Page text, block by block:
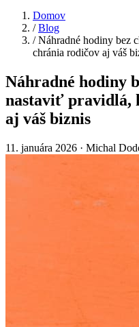
Domov
/ Blog
/ Náhradné hodiny bez
chránia rodičov aj váš
Náhradné hodiny
nastaviť pravidlá,
aj váš biznis
11. januára 2026 · Michal